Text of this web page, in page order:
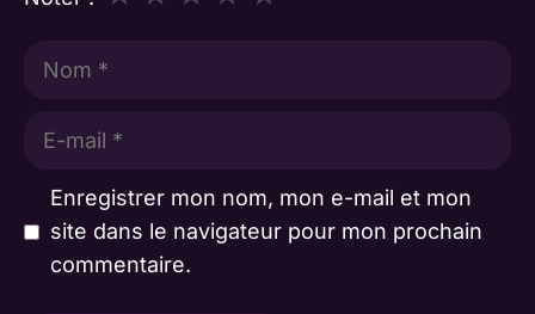
Enregistrer mon nom, mon e-mail et mon
site dans le navigateur pour mon prochain
commentaire.